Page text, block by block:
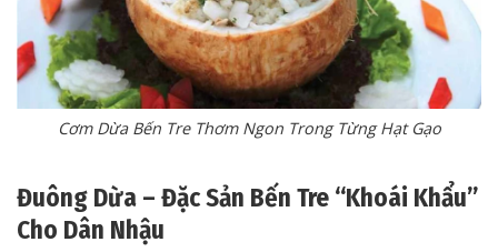
Cơm Dừa Bến Tre Thơm Ngon Trong Từng Hạt Gạo
Đuông Dừa – Đặc Sản Bến Tre “Khoái Khẩu”
Cho Dân Nhậu